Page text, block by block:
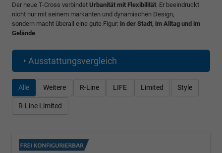
Der neue T-Cross verbindet Urbanität mit Flexibilität . Er beeindruckt
nicht nur mit seinem markanten und dynamischen Design,
sondern macht überall eine gute Figur: in der Stadt, im Alltag und im
Gelände
Ausstattungsvergleich
Alle Weitere R-Line LIFE Limited Style
R-Line Limited